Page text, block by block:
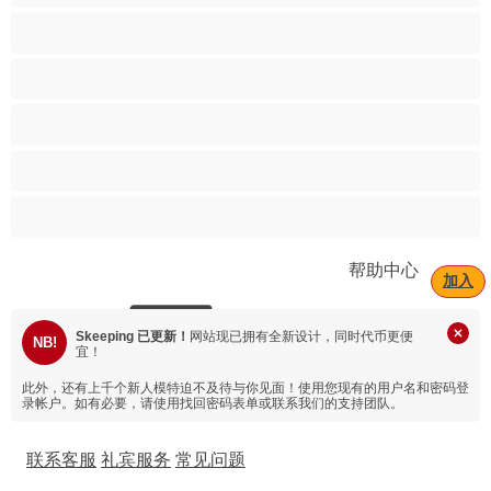
帮助中心
加入
NB! Skeeping 已更新！ 网站现已拥有全新设计，同时代币更便
宜！
此外，还有上千个新人模特迫不及待与你见面！ 使用您现有的用户名和密码登
录帐户。如有必要，请使用找回密码表单或联系我们的支持团队。
联系客服 礼宾服务 常见问题